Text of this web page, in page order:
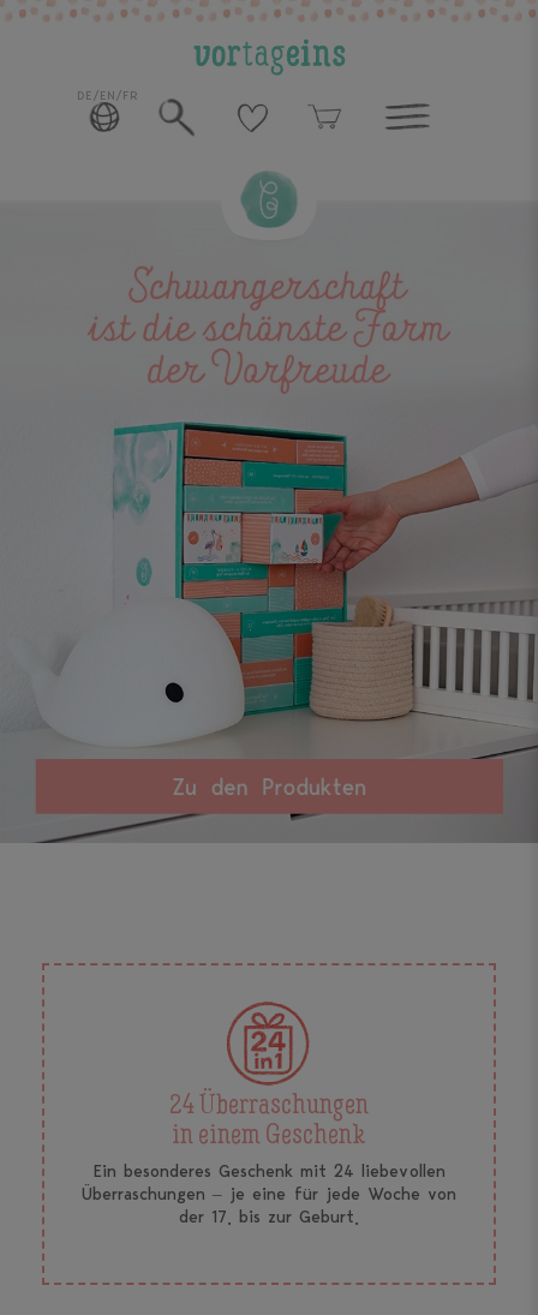
DE/EN/FR
24 Überraschungen
in einem Geschenk
Ein besonderes Geschenk mit 24 liebevollen
Überraschungen – je eine für jede Woche von
der 17. bis zur Geburt.